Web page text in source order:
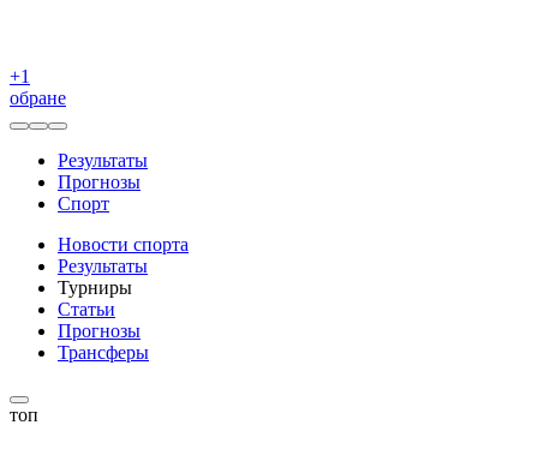
+1
обране
Результаты
Прогнозы
Спорт
Новости спорта
Результаты
Турниры
Статьи
Прогнозы
Трансферы
топ